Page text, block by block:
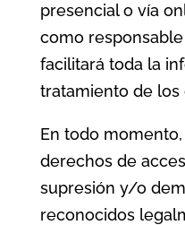
presencial o vía
como
facilitará toda la
tratamiento de los
En todo
derechos de
supresión y/o
reconocidos